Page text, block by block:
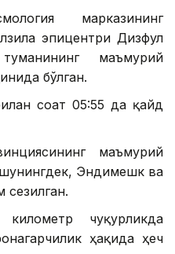
марказининг
эпицентри Дизфул
маъмурий
бўлган.
соат 05:55 да қайд
маъмурий
Эндимешк ва
чуқурликда
ҳақида ҳеч